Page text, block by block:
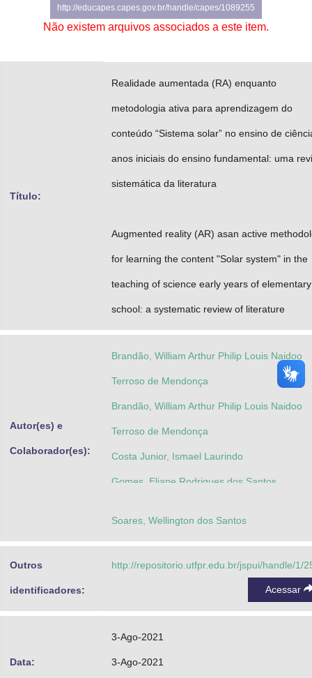
http://educapes.capes.gov.br/handle/capes/1089255
Não existem arquivos associados a este item.
Título:
Realidade aumentada (RA) enquanto
metodologia ativa para aprendizagem do
conteúdo “Sistema solar” no ensino de
anos iniciais do ensino fundamental: uma
sistemática da literatura
Augmented reality (AR) asan active
for learning the content "Solar system" in the
teaching of science ­early years of elementary
school: a systematic review of literature
Autor(es) e
Colaborador(es):
Brandão, William Arthur Philip Louis Naidoo
Terroso de Mendonça
Brandão, William Arthur Philip Louis Naidoo
Terroso de Mendonça
Costa Junior, Ismael Laurindo
Gomes, Eliane Rodrigues dos Santos
Soares, Wellington dos Santos
Outros
identificadores:
http://repositorio.utfpr.edu.br/jspui/handle/1/
Acessar
Data:
3-Ago-2021
3-Ago-2021